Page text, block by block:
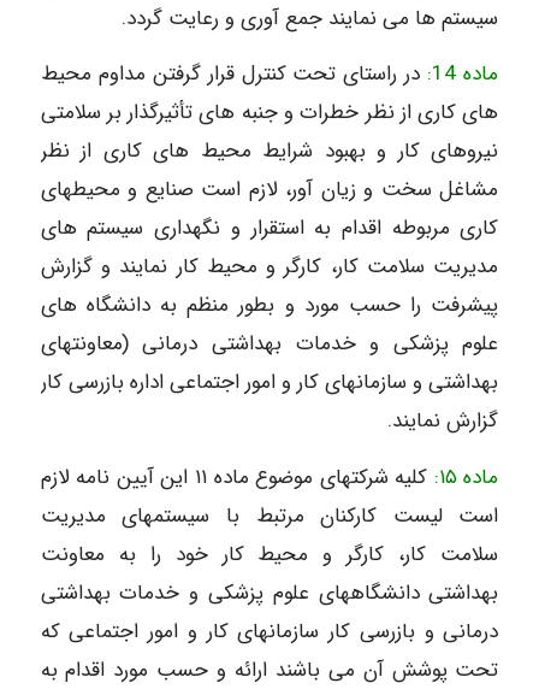
سیستم ها می نمایند جمع آوری و رعایت گردد.
ماده 14:
در راستای تحت کنترل قرار گرفتن مداوم محیط
های کاری از نظر خطرات و جنبه های تأثیرگذار بر سلامتی
نیروهای کار و بهبود شرایط محیط های کاری از نظر
مشاغل سخت و زیان آور، لازم است صنایع و محیطهای
کاری مربوطه اقدام به استقرار و نگهداری سیستم های
مدیریت سلامت کار، کارگر و محیط کار نمایند و گزارش
پیشرفت را حسب مورد و بطور منظم به دانشگاه های
علوم پزشکی و خدمات بهداشتی درمانی (معاونتهای
بهداشتی و سازمانهای کار و امور اجتماعی اداره بازرسی کار
گزارش نمایند.
ماده ۱۵:
کلیه شرکتهای موضوع ماده ۱۱ این آیین نامه لازم
است لیست کارکنان مرتبط با سیستمهای مدیریت
سلامت کار، کارگر و محیط کار خود را به معاونت
بهداشتی دانشگاههای علوم پزشکی و خدمات بهداشتی
درمانی و بازرسی کار سازمانهای کار و امور اجتماعی که
تحت پوشش آن می باشند ارائه و حسب مورد اقدام به